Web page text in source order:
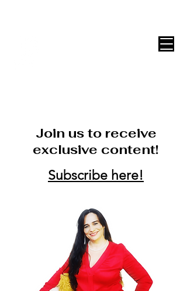
Join us to receive
exclusive content!
Subscribe here!